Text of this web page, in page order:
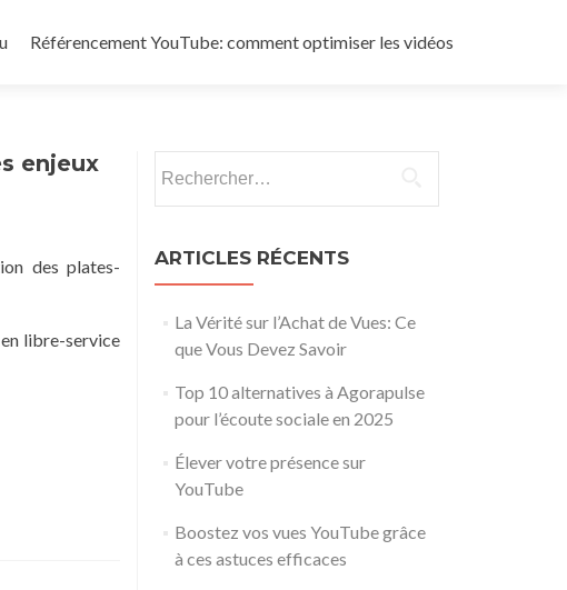
Référencement YouTube: comment optimiser les vidéos
enjeux
des plates-
libre-service
ARTICLES RÉCENTS
La Vérité sur l’Achat de Vues: Ce
que Vous Devez Savoir
Top 10 alternatives à Agorapulse
pour l’écoute sociale en 2025
Élever votre présence sur
YouTube
Boostez vos vues YouTube grâce
à ces astuces efficaces